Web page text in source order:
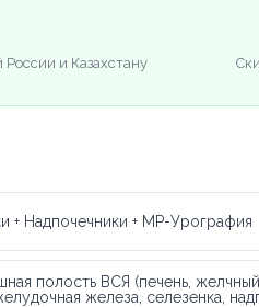
России и Казахстану
+ Надпочечники + МР-Урография
полость ВСЯ (печень,
железа, селезенка,